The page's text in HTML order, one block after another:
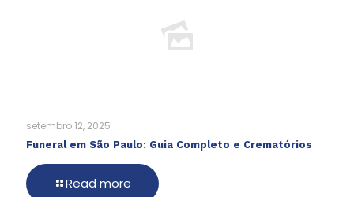
setembro 12, 2025
Funeral em São Paulo: Guia Completo e Crematórios
Read more